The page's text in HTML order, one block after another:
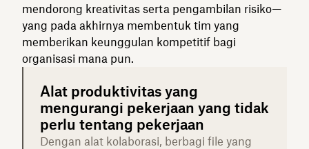
mendorong kreativitas serta pengambilan risiko—
yang pada akhirnya membentuk tim yang
memberikan keunggulan kompetitif bagi
organisasi mana pun.
Alat produktivitas yang
mengurangi pekerjaan yang tidak
perlu tentang pekerjaan
Dengan alat kolaborasi, berbagi file yang